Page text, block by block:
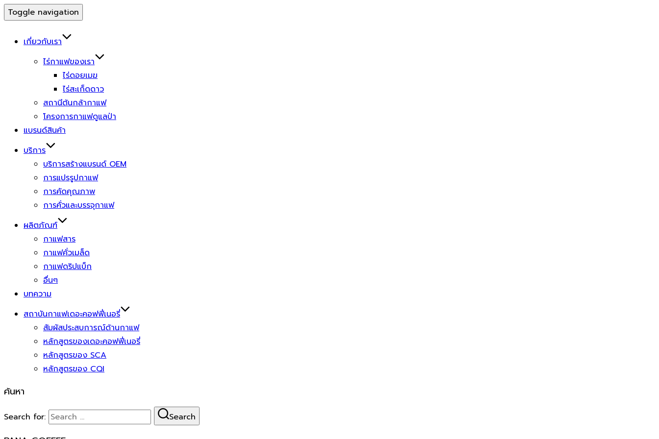
Toggle navigation
เกี่ยวกับเรา
ไร่กาแฟของเรา
ไร่ดอยเมฆ
ไร่สะเก็ดดาว
สถานีต้นกล้ากาแฟ
โครงการกาแฟดูแลป่า
แบรนด์สินค้า
บริการ
บริการสร้างแบรนด์ OEM
การแปรรูปกาแฟ
การคัดคุณภาพ
การคั่วและบรรจุกาแฟ
ผลิตภัณฑ์
กาแฟสาร
กาแฟคั่วเมล็ด
กาแฟดริปแบ็ก
อื่นๆ
บทความ
สถาบันกาแฟเดอะคอฟฟี่เนอรี่
สัมผัสประสบการณ์ด้านกาแฟ
หลักสูตรของเดอะคอฟฟี่เนอรี่
หลักสูตรของ SCA
หลักสูตรของ CQI
ค้นหา
Search for: Search